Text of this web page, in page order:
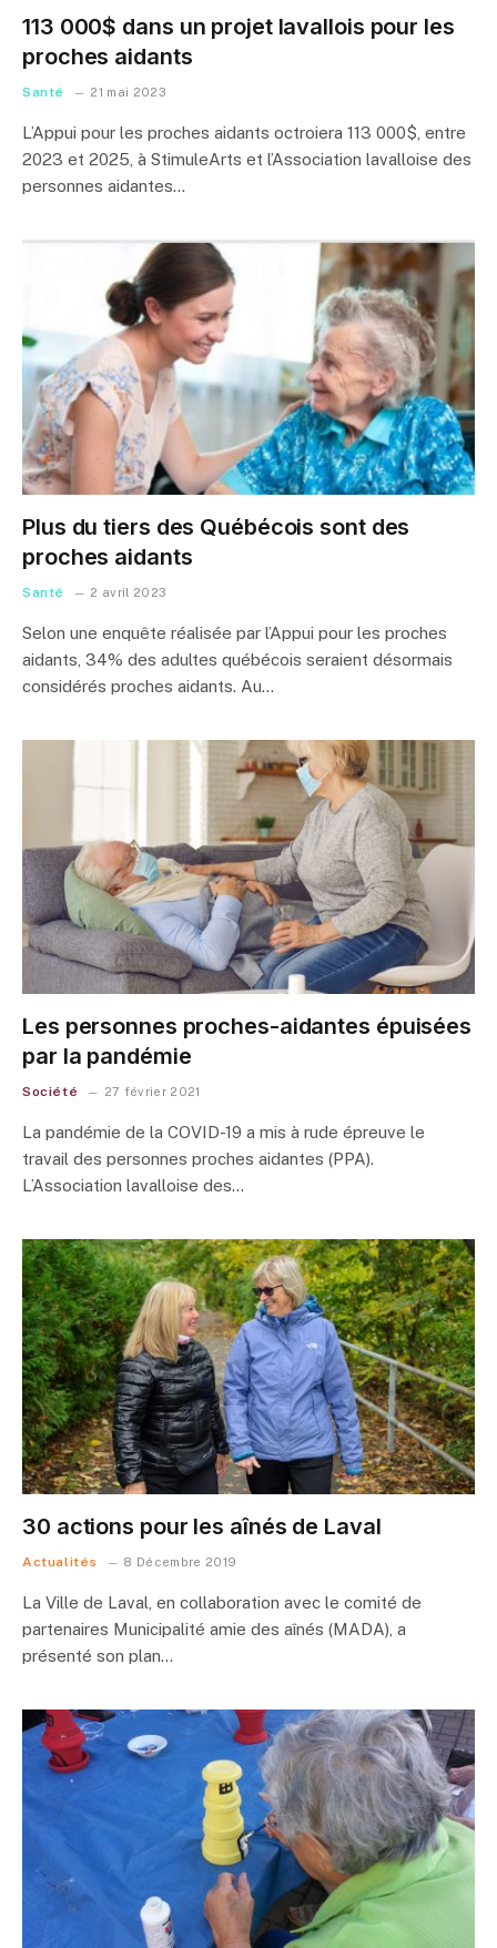
113 000$ dans un projet lavallois pour les
proches aidants
Santé 21 mai 2023
L’Appui pour les proches aidants octroiera 113 000$, entre
2023 et 2025, à StimuleArts et l’Association lavalloise des
personnes aidantes…
Plus du tiers des Québécois sont des
proches aidants
Santé 2 avril 2023
Selon une enquête réalisée par l’Appui pour les proches
aidants, 34% des adultes québécois seraient désormais
considérés proches aidants. Au…
Les personnes proches-aidantes épuisées
par la pandémie
Société 27 février 2021
La pandémie de la COVID-19 a mis à rude épreuve le
travail des personnes proches aidantes (PPA).
L’Association lavalloise des…
30 actions pour les aînés de Laval
Actualités 8 Décembre 2019
La Ville de Laval, en collaboration avec le comité de
partenaires Municipalité amie des aînés (MADA), a
présenté son plan…